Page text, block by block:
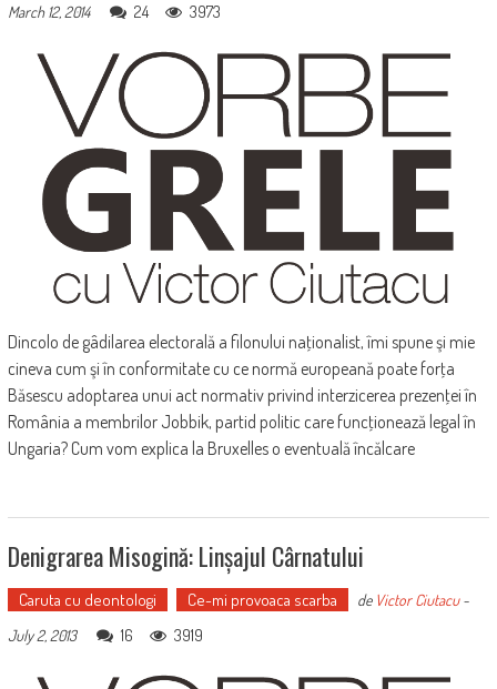
March 12, 2014
24 3973
Dincolo de gâdilarea electorală a filonului naţionalist, îmi spune şi mie
cineva cum şi în conformitate cu ce normă europeană poate forţa
Băsescu adoptarea unui act normativ privind interzicerea prezenţei în
România a membrilor Jobbik, partid politic care funcţionează legal în
Ungaria? Cum vom explica la Bruxelles o eventuală încălcare
Denigrarea Misogină: Linșajul Cârnatului
Caruta cu deontologi Ce-mi provoaca scarba de Victor Ciutacu-
July 2, 2013
16 3919